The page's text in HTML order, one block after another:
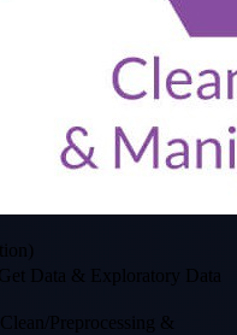
Data & Exploratory Data
Preprocessing &